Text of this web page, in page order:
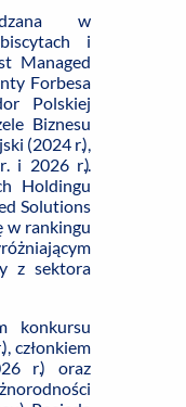
w
i
Managed
Forbesa
Polskiej
Biznesu
(2024 r.),
i 2026 r.).
Holdingu
Solutions
w rankingu
z sektora
konkursu
członkiem
r.) oraz